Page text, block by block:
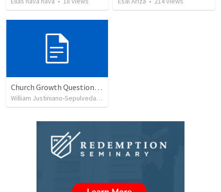
Church Growth Questionnaire/Discussion Groups
William Justiniano-Sepulveda
•